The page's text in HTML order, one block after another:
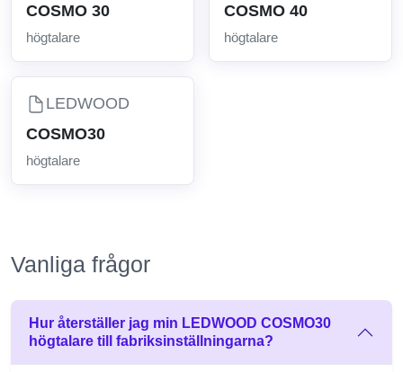
COSMO 30
högtalare
COSMO 40
högtalare
LEDWOOD
COSMO30
högtalare
Vanliga frågor
Hur återställer jag min LEDWOOD COSMO30
högtalare till fabriksinställningarna?